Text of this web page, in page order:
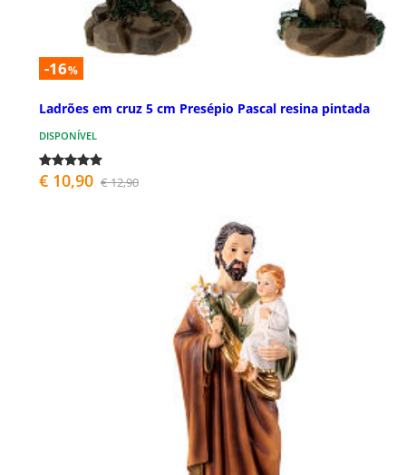
-16%
Ladrões em cruz 5 cm Presépio Pascal resina pintada
DISPONÍVEL
€ 10,90 € 12,90